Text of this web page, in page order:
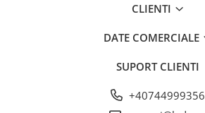
CLIENTI
DATE COMERCIALE
SUPORT CLIENTI
+40744999356